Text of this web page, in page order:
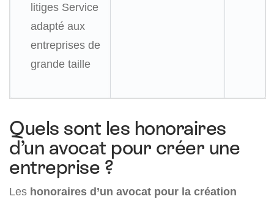
litiges Service
adapté aux
entreprises de
grande taille
Quels sont les honoraires
d’un avocat pour créer une
entreprise ?
Les honoraires d’un avocat pour la création